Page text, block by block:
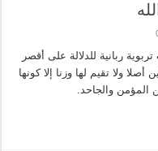
ربانية للدلالة على أقصر
ولا تقيم لها وزنا إلا كونها
المؤمن والجاحد.